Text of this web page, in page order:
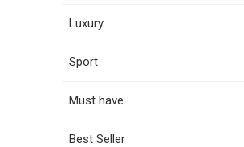
Luxury
Sport
Must have
Best Seller